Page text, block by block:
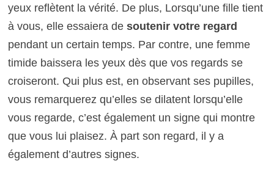
yeux reflètent la vérité. De plus, Lorsqu’une fille tient
à vous, elle essaiera de soutenir votre regard
pendant un certain temps. Par contre, une femme
timide baissera les yeux dès que vos regards se
croiseront. Qui plus est, en observant ses pupilles,
vous remarquerez qu’elles se dilatent lorsqu’elle
vous regarde, c’est également un signe qui montre
que vous lui plaisez. À part son regard, il y a
également d’autres signes.